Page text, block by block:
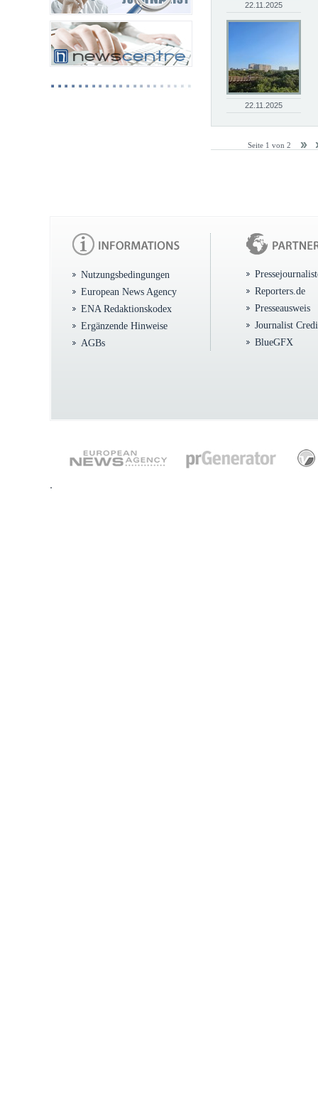
22.11.2025
22.11.2025
Seite 1 von 2
Nutzungsbedingungen
European News Agency
ENA Redaktionskodex
Ergänzende Hinweise
AGBs
Reporters.de
Presseausweis
Journalist
BlueGFX
.